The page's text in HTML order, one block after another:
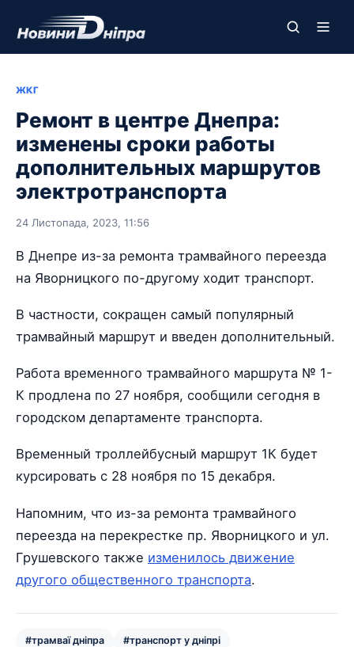
ЖКГ
Ремонт в центре Днепра:
изменены сроки работы
дополнительных маршрутов
электротранспорта
24 Листопада, 2023, 11:56
В Днепре из-за ремонта трамвайного переезда
на Яворницкого по-другому ходит транспорт.
В частности, сокращен самый популярный
трамвайный маршрут и введен дополнительный.
Работа временного трамвайного маршрута № 1-
К продлена по 27 ноября, сообщили сегодня в
городском департаменте транспорта.
Временный троллейбусный маршрут 1К будет
курсировать с 28 ноября по 15 декабря.
Напомним, что из-за ремонта трамвайного
переезда на перекрестке пр. Яворницкого и ул.
Грушевского также изменилось движение
другого общественного транспорта.
#трамваї дніпра #транспорт у дніпрі